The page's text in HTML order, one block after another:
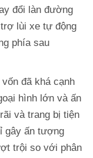
đổi làn đường
lùi xe tự động
phía sau
đã khá cạnh
hình lớn và ấn
và trang bị tiện
gây ấn tượng
trội so với phân